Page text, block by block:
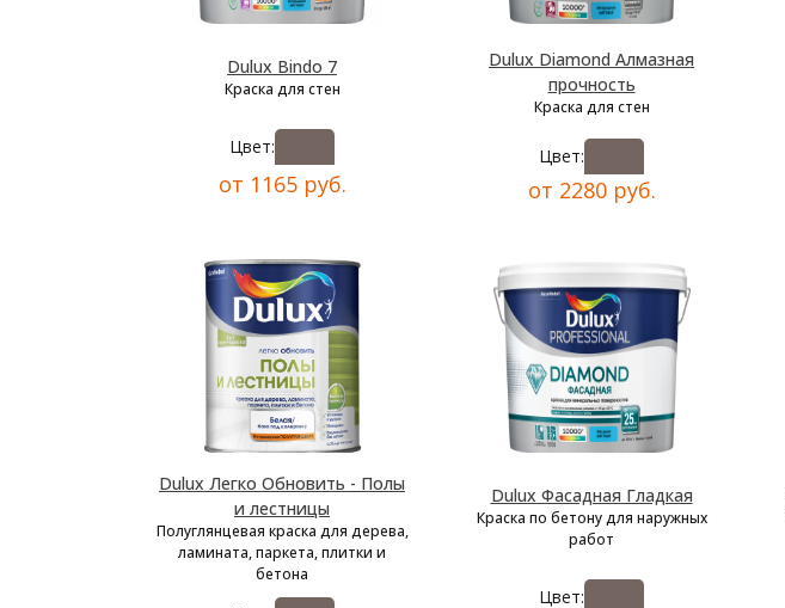
Dulux Bindo 7
Краска для стен
Цвет:
от 1165 руб.
Dulux Diamond Алмазная
прочность
Краска для стен
Цвет:
от 2280 руб.
Dulux Легко Обновить - Полы
и лестницы
Полуглянцевая краска для дерева,
ламината, паркета, плитки и
бетона
Dulux Фасадная Гладкая
Краска по бетону для наружных
работ
Цвет: